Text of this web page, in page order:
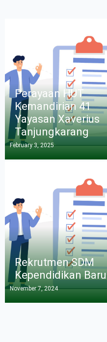
Perayaan HUT
Kemandirian 41
Yayasan Xaverius
Tanjungkarang
February 3, 2025
Rekrutmen SDM
Kependidikan Baru
November 7, 2024